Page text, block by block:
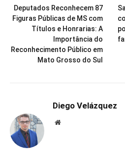
Deputados Reconhecem 87
Figuras Públicas de MS com
Títulos e Honrarias: A
Importância do
Reconhecimento Público em
Mato Grosso do Sul
Diego Velázquez
Website